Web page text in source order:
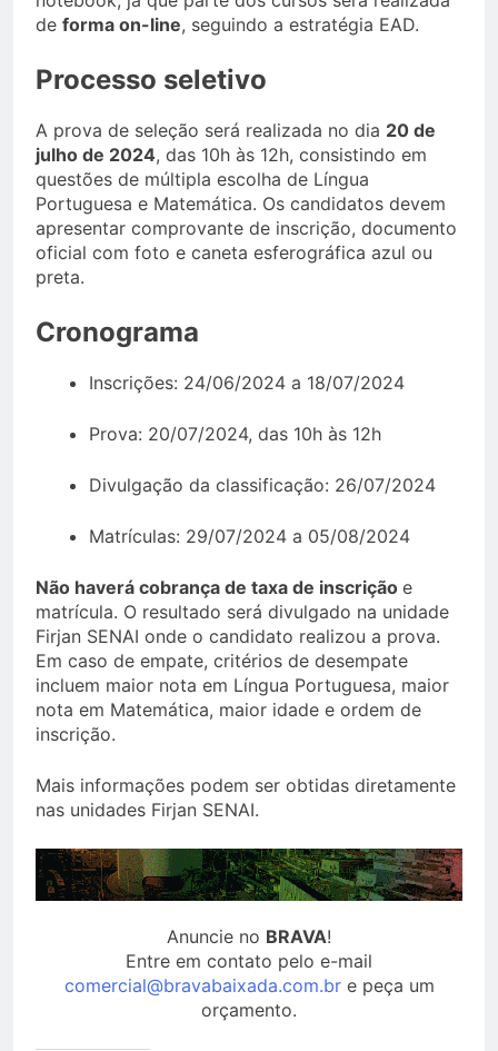
de forma on-line, seguindo a estratégia EAD.
Processo seletivo
A prova de seleção será realizada no dia 20 de
julho de 2024, das 10h às 12h, consistindo em
questões de múltipla escolha de Língua
Portuguesa e Matemática. Os candidatos devem
apresentar comprovante de inscrição, documento
oficial com foto e caneta esferográfica azul ou
preta.
Cronograma
Inscrições: 24/06/2024 a 18/07/2024
Prova: 20/07/2024, das 10h às 12h
Divulgação da classificação: 26/07/2024
Matrículas: 29/07/2024 a 05/08/2024
Não haverá cobrança de taxa de inscrição e
matrícula. O resultado será divulgado na unidade
Firjan SENAI onde o candidato realizou a prova.
Em caso de empate, critérios de desempate
incluem maior nota em Língua Portuguesa, maior
nota em Matemática, maior idade e ordem de
inscrição.
Mais informações podem ser obtidas diretamente
nas unidades Firjan SENAI.
Anuncie no BRAVA!
Entre em contato pelo e-mail
comercial@bravabaixada.com.bre peça um
orçamento.